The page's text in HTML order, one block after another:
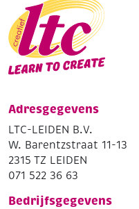
Adresgegevens
LTC-LEIDEN B.V.
W. Barentzstraat 11-13
2315 TZ LEIDEN
071 522 36 63
Bedrijfsgegevens